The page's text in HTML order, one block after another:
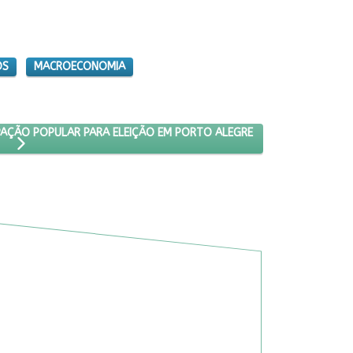
MACROECONOMIA
COM PARTICIPAÇÃO POPULAR PARA ELEIÇÃO EM PORTO ALEGRE
POPULAR PARA ELEIÇÃO EM PORTO ALEGRE